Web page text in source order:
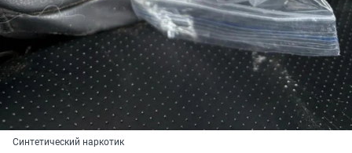
Синтетический наркотик